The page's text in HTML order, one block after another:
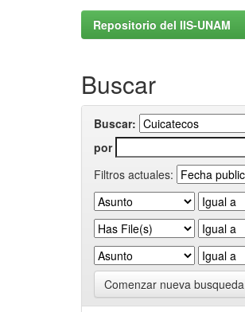
Repositorio del IIS-UNAM
Buscar
Buscar:
por
Filtros actuales:
Comenzar nueva busqueda